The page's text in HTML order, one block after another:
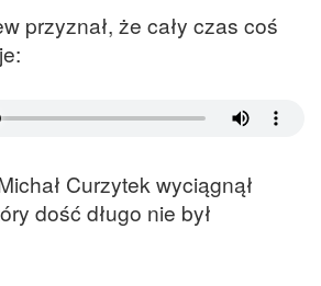
przyznał, że cały czas coś
Curzytek wyciągnął
dość długo nie był